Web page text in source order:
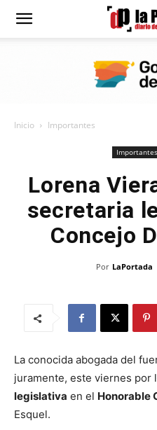
Diario
Inicio Importantes
Importantes
Lorena
secretaria
Concejo
Por LaPortada
La conocida abogada del
juramente, este viernes por
legislativa en el Honorable
Esquel.